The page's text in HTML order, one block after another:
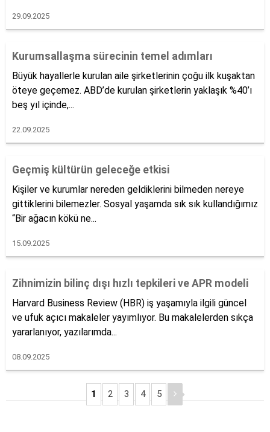
29.09.2025
Kurumsallaşma sürecinin temel adımları
Büyük hayallerle kurulan aile şirketlerinin çoğu ilk kuşaktan
öteye geçemez. ABD’de kurulan şirketlerin yaklaşık %40’ı
beş yıl içinde,...
22.09.2025
Geçmiş kültürün geleceğe etkisi
Kişiler ve kurumlar nereden geldiklerini bilmeden nereye
gittiklerini bilemezler. Sosyal yaşamda sık sık kullandığımız
“Bir ağacın kökü ne...
15.09.2025
Zihnimizin bilinç dışı hızlı tepkileri ve APR modeli
Harvard Business Review (HBR) iş yaşamıyla ilgili güncel
ve ufuk açıcı makaleler yayımlıyor. Bu makalelerden sıkça
yararlanıyor, yazılarımda...
08.09.2025
1 2 3 4 5